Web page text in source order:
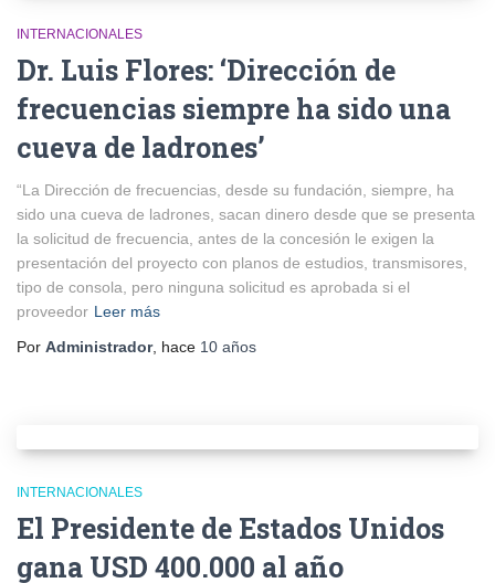
INTERNACIONALES
Dr. Luis Flores: ‘Dirección de
frecuencias siempre ha sido una
cueva de ladrones’
“La Dirección de frecuencias, desde su fundación, siempre, ha
sido una cueva de ladrones, sacan dinero desde que se presenta
la solicitud de frecuencia, antes de la concesión le exigen la
presentación del proyecto con planos de estudios, transmisores,
tipo de consola, pero ninguna solicitud es aprobada si el
proveedor Leer más
Por Administrador, hace 10 años
INTERNACIONALES
El Presidente de Estados Unidos
gana USD 400.000 al año